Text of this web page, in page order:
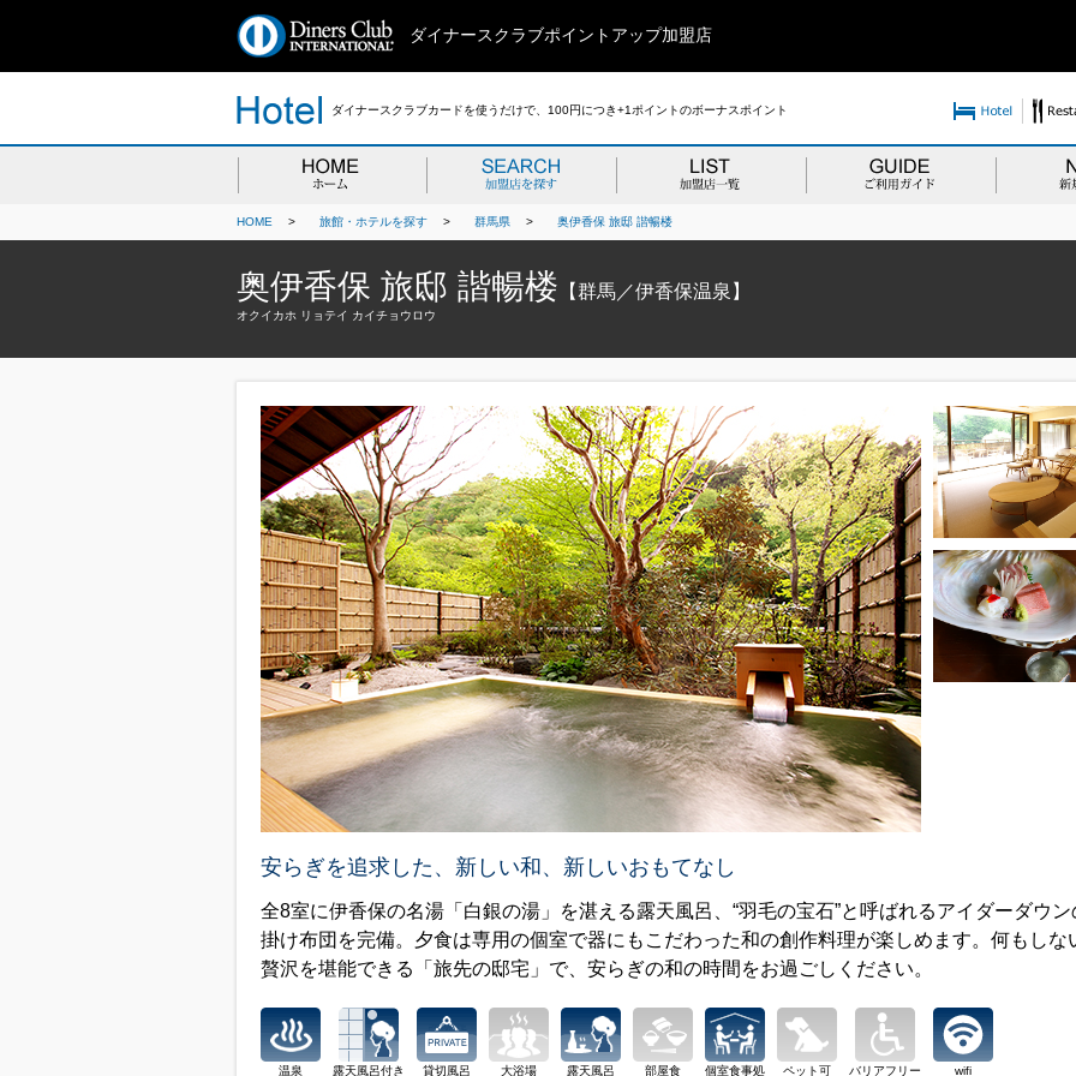
ダイナースクラブポイントアップ加盟店
ダイナースクラブカードを使うだけで、100円につき+1ポイントのボーナスポイント
HOME > 旅館・ホテルを探す > 群馬県 > 奥伊香保 旅邸 諧暢楼
奥伊香保 旅邸 諧暢楼 【群馬／伊香保温泉】
オクイカホ リョテイ カイチョウロウ
安らぎを追求した、新しい和、新しいおもてなし
全8室に伊香保の名湯「白銀の湯」を湛える露天風呂、“羽毛の宝石”と呼ばれるアイダーダウン
掛け布団を完備。夕食は専用の個室で器にもこだわった和の創作料理が楽しめます。何もしな
贅沢を堪能できる「旅先の邸宅」で、安らぎの和の時間をお過ごしください。
温泉 露天風呂付き 貸切風呂 大浴場 露天風呂 部屋食 個室食事処 ペット可 バリアフリー wifi